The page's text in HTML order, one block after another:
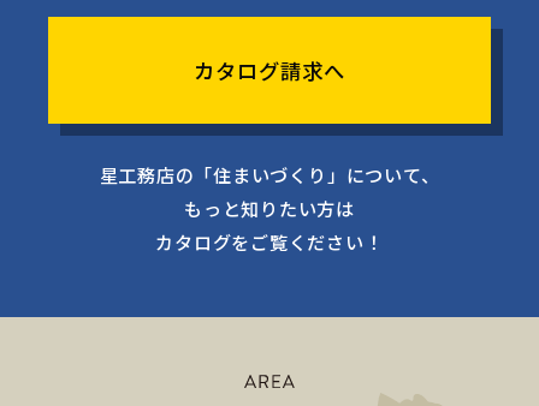
カタログ請求へ
星工務店の「住まいづくり」について、
もっと知りたい方は
カタログをご覧ください！